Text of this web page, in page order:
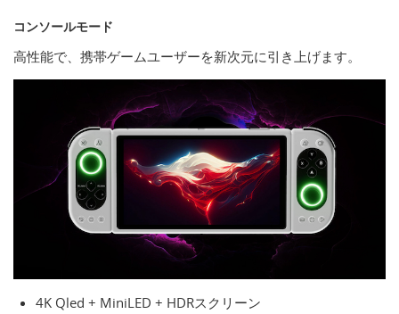
コンソールモード
高性能で、携帯ゲームユーザーを新次元に引き上げます。
4K Qled + MiniLED + HDRスクリーン